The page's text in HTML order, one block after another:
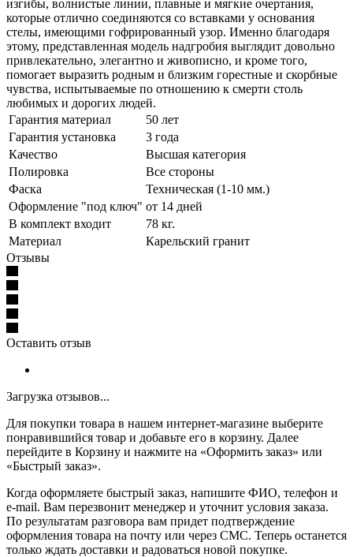
изгибы, волнистые линии, плавные и мягкие очертания,
которые отлично соединяются со вставками у основания
стелы, имеющими гофрированный узор. Именно благодаря
этому, представленная модель надгробия выглядит довольно
привлекательно, элегантно и живописно, и кроме того,
помогает выразить родным и близким горестные и скорбные
чувства, испытываемые по отношению к смерти столь
любимых и дорогих людей.
Гарантия материал
50 лет
Гарантия установка
3 года
Качество
Высшая категория
Полировка
Все стороны
Фаска
Техническая (1-10 мм.)
Оформление "под ключ" от 14 дней
В комплект входит
78 кг.
Материал
Карельский гранит
Отзывы
Оставить отзыв
Загрузка отзывов...
Для покупки товара в нашем интернет-магазине выберите
понравившийся товар и добавьте его в корзину. Далее
перейдите в Корзину и нажмите на «Оформить заказ» или
«Быстрый заказ».
Когда оформляете быстрый заказ, напишите ФИО, телефон и
e-mail. Вам перезвонит менеджер и уточнит условия заказа.
По результатам разговора вам придет подтверждение
оформления товара на почту или через СМС. Теперь останется
только ждать доставки и радоваться новой покупке.